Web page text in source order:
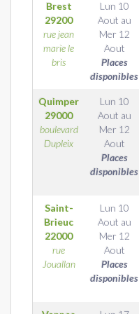
Brest
29200
rue jean
marie le
bris
Lun 10
Aout au
Mer 12
Aout
Places
disponibles
Quimper
29000
boulevard
Dupleix
Lun 10
Aout au
Mer 12
Aout
Places
disponibles
Saint-
Brieuc
22000
rue
Jouallan
Lun 10
Aout au
Mer 12
Aout
Places
disponibles